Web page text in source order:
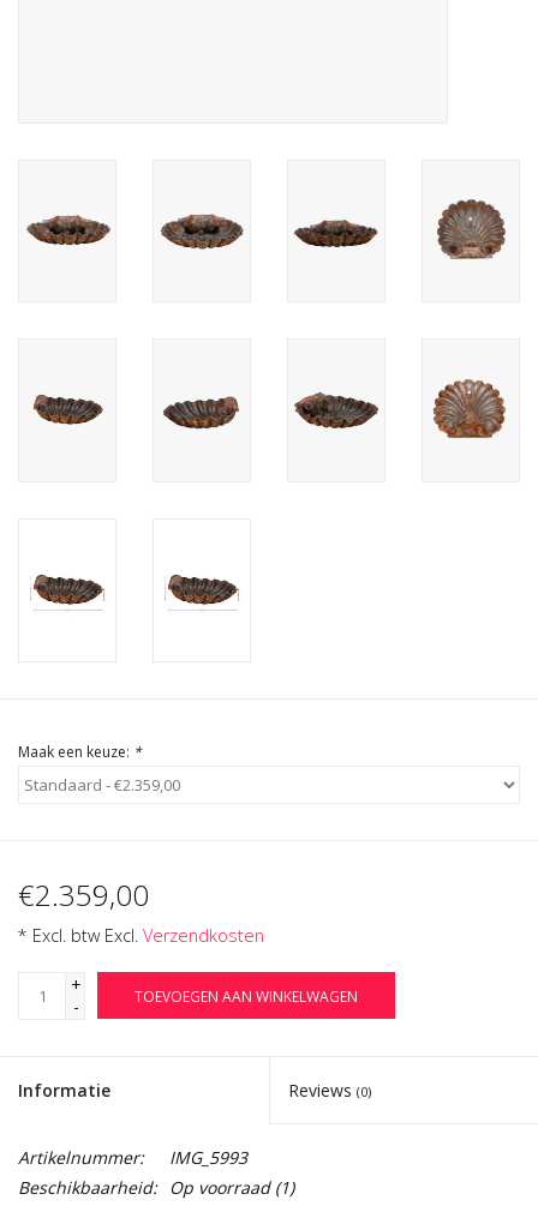
Maak een keuze: *
€2.359,00
* Excl. btw Excl. Verzendkosten
+
-
TOEVOEGEN AAN WINKELWAGEN
Informatie Reviews (0)
Artikelnummer:
IMG_5993
Beschikbaarheid: Op voorraad(1)